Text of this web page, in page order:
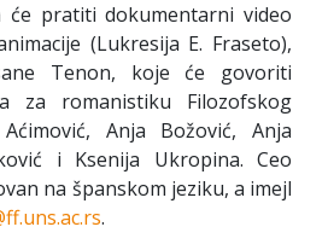
će pratiti dokumentarni video
(Lukresija E. Fraseto),
Tenon, koje će govoriti
za romanistiku Filozofskog
Anja Božović, Anja
i Ksenija Ukropina. Ceo
na španskom jeziku, a imejl
.